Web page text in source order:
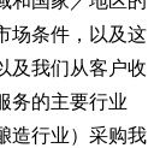
场条件，以及这
及我们从客户收
务的主要行业
造行业）采购我